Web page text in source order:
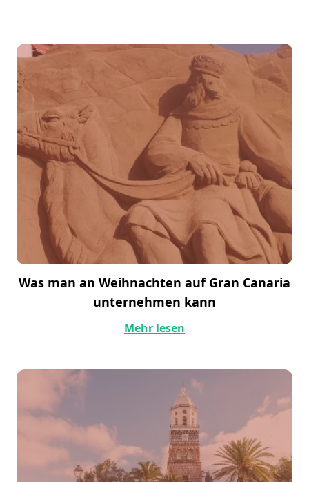
Was man an Weihnachten auf Gran Canaria
unternehmen kann
Mehr lesen